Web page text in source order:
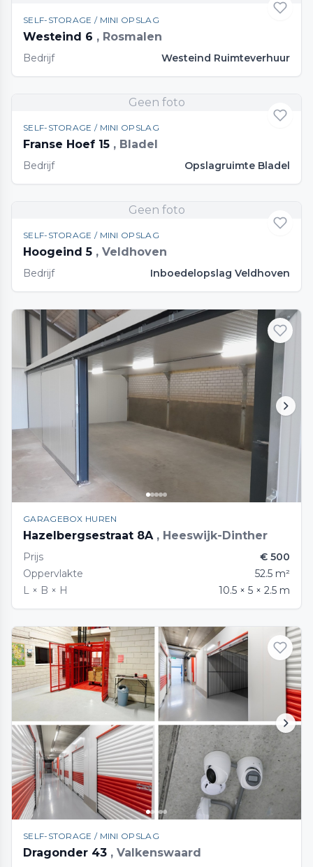
SELF-STORAGE / MINI OPSLAG
Westeind 6 , Rosmalen
Bedrijf Westeind Ruimteverhuur
Geen foto
SELF-STORAGE / MINI OPSLAG
Franse Hoef 15 , Bladel
Bedrijf Opslagruimte Bladel
Geen foto
SELF-STORAGE / MINI OPSLAG
Hoogeind 5 , Veldhoven
Bedrijf Inboedelopslag Veldhoven
GARAGEBOX HUREN
Hazelbergsestraat 8A , Heeswijk-Dinther
Prijs
€ 500
Oppervlakte
52.5 m²
L × B × H
10.5 × 5 × 2.5 m
SELF-STORAGE / MINI OPSLAG
Dragonder 43 , Valkenswaard